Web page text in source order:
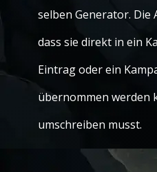
selben Generator. Die
dass sie direkt in ein
Eintrag oder ein
übernommen werden
umschreiben musst.